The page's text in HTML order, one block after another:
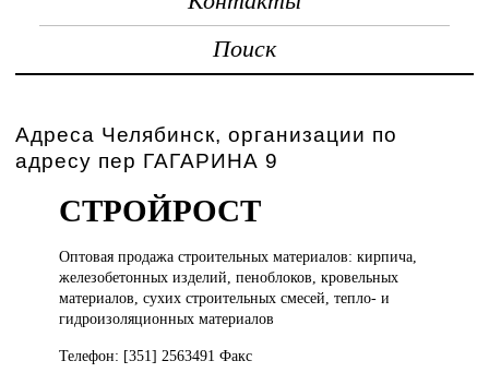
Поиск
Адреса Челябинск, организации по
адресу пер ГАГАРИНА 9
СТРОЙРОСТ
Оптовая продажастроительных материалов: кирпича,
железобетонных изделий, пеноблоков, кровельных
материалов, сухих строительных смесей, тепло- и
гидроизоляционных материалов
Телефон: [351] 2563491 Факс